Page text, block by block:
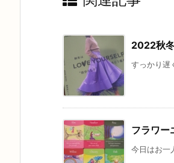
2022秋
すっかり遅
フラワー
今日はお一